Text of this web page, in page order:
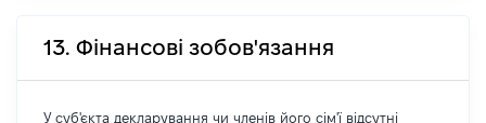
13. Фінансові зобов'язання
У суб'єкта декларування чи членів його сім'ї відсутні